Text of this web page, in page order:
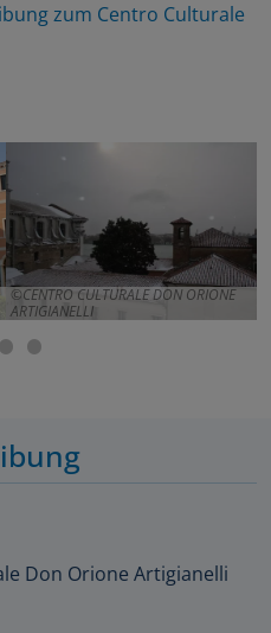
zum Centro Culturale
CENTRO CULTURALE DON ORIONE
ARTIGIANELLI
Don Orione Artigianelli